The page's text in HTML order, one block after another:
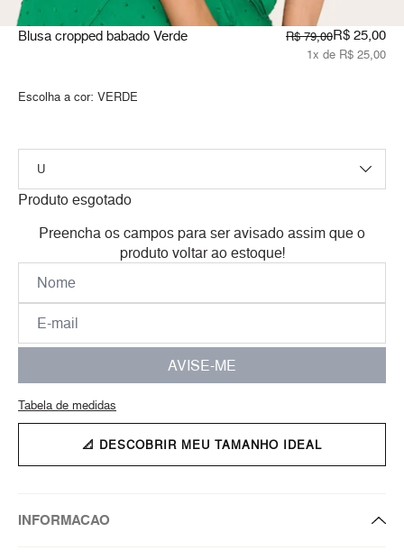
Blusa cropped babado Verde R$ 79,00R$ 25,00
1x de R$ 25,00
Escolha a cor: VERDE
Produto esgotado
Preencha os campos para ser avisado assim que o
produto voltar ao estoque!
AVISE-ME
Tabela de medidas
📐 DESCOBRIR MEU TAMANHO IDEAL
INFORMACAO